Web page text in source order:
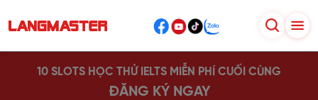
10 SLOTS HỌC THỬ IELTS MIỄN PHÍ CUỐI CÙNG
ĐĂNG KÝ NGAY